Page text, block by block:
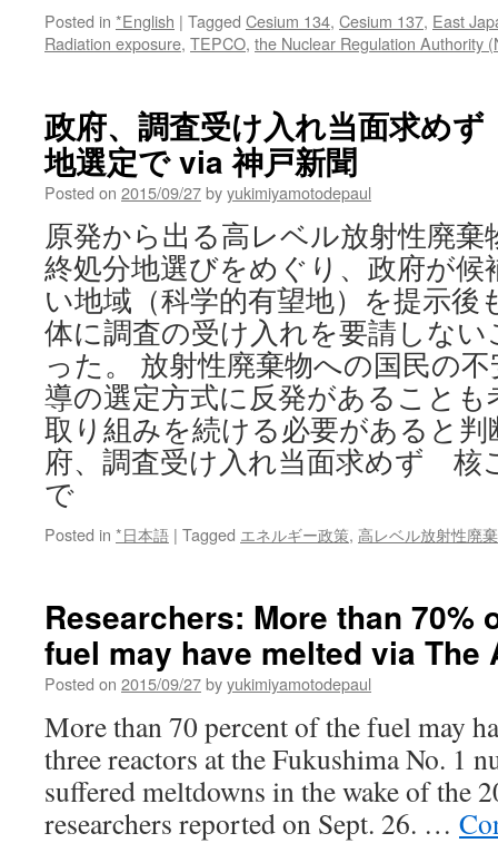
Posted in *English | Tagged Cesium 134, Cesium 137, East
Radiation exposure, TEPCO, the Nuclear Regulation Authority
政府、調査受け入れ当面求め
地選定で via 神戸新聞
Posted on 2015/09/27byyukimiyamotodepaul
原発から出る高レベル放射性廃
終処分地選びをめぐり、政府が候
い地域（科学的有望地）を提示後
体に調査の受け入れを要請しな
った。 放射性廃棄物への国民の
導の選定方式に反発があること
取り組みを続ける必要があると
府、調査受け入れ当面求めず 核
で
Posted in *日本語 | Tagged エネルギー政策, 高レベル放射性廃
Researchers: More than 70%
fuel may have melted via The
Posted on 2015/09/27byyukimiyamotodepaul
More than 70 percent of the fuel may
three reactors at the Fukushima No. 1
suffered meltdowns in the wake of the
researchers reported on Sept. 26. …